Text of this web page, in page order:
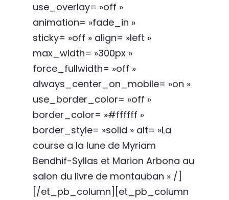
use_overlay= »off »
animation= »fade_in »
sticky= »off » align= »left »
max_width= »300px »
force_fullwidth= »off »
always_center_on_mobile= »on »
use_border_color= »off »
border_color= »#ffffff »
border_style= »solid » alt= »La
course a la lune de Myriam
Bendhif-Syllas et Marion Arbona au
salon du livre de montauban » /]
[/et_pb_column][et_pb_column